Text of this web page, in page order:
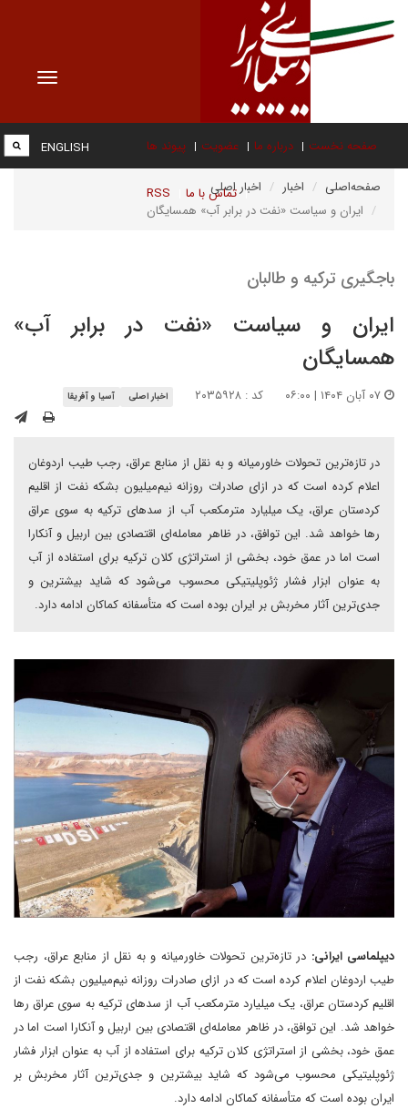
Toggle
صفحه نخست درباره ما عضویت پیوند ها
تماس با ما RSS
ENGLISH
صفحه‌اصلی اخبار
اخبار اصلی
ایران و سیاست «نفت در برابر آب» همسایگان
باجگیری ترکیه و طالبان
ایران و سیاست «نفت در برابر آب»
همسایگان
کد : ۲۰۳۵۹۲۸ اخبار اصلی آسیا و آفریقا
در تازه‌ترین تحولات خاورمیانه و به نقل از منابع عراق، رجب طیب اردوغان
اعلام کرده است که در ازای صادرات روزانه نیم‌میلیون بشکه نفت از اقلیم
کردستان عراق، یک میلیارد مترمکعب آب از سدهای ترکیه به سوی عراق
رها خواهد شد. این توافق، در ظاهر معامله‌ای اقتصادی بین اربیل و آنکارا
است اما در عمق خود، بخشی از استراتژی کلان ترکیه برای استفاده از آب
به عنوان ابزار فشار ژئوپلیتیکی محسوب می‌شود که شاید بیشترین و
جدی‌ترین آثار مخربش بر ایران بوده است که متأسفانه کماکان ادامه دارد.
دیپلماسی ایرانی: در تازه‌ترین تحولات خاورمیانه و به نقل از منابع عراق، رجب
طیب اردوغان اعلام کرده است که در ازای صادرات روزانه نیم‌میلیون بشکه نفت از
اقلیم کردستان عراق، یک میلیارد مترمکعب آب از سدهای ترکیه به سوی عراق رها
خواهد شد. این توافق، در ظاهر معامله‌ای اقتصادی بین اربیل و آنکارا است اما در
عمق خود، بخشی از استراتژی کلان ترکیه برای استفاده از آب به عنوان ابزار فشار
ژئوپلیتیکی محسوب می‌شود که شاید بیشترین و جدی‌ترین آثار مخربش بر
ایران بوده است که متأسفانه کماکان ادامه دارد.